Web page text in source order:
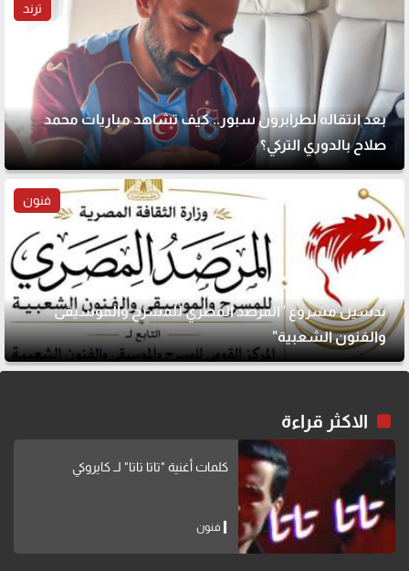
ترند
بعد انتقاله لطرابزون سبور.. كيف تشاهد مباريات محمد
صلاح بالدوري التركي؟
فنون
تدشين مشروع "المرصد المصري للمسرح والموسيقى
والفنون الشعبية"
الاكثر قراءة
كلمات أغنية "تاتا تاتا" لــ كايروكي
فنون